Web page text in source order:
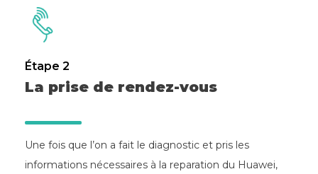
Étape 2
La prise de rendez-vous
Une fois que l’on a fait le diagnostic et pris les
informations nécessaires à la reparation du Huawei,